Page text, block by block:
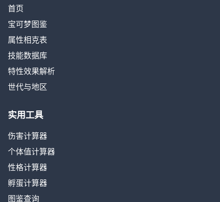
首页
宝可梦图鉴
属性相克表
技能数据库
特性效果解析
世代与地区
实用工具
伤害计算器
个体值计算器
性格计算器
孵蛋计算器
图鉴查询